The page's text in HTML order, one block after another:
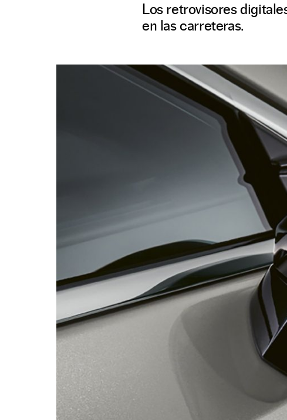
Los retrovisores
en las carreteras.